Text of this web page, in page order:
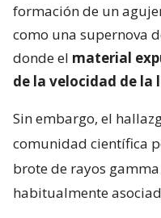
formación de un
como una supernova
donde el material
de la velocidad de la
Sin embargo, el
comunidad científica
brote de rayos gamma
habitualmente